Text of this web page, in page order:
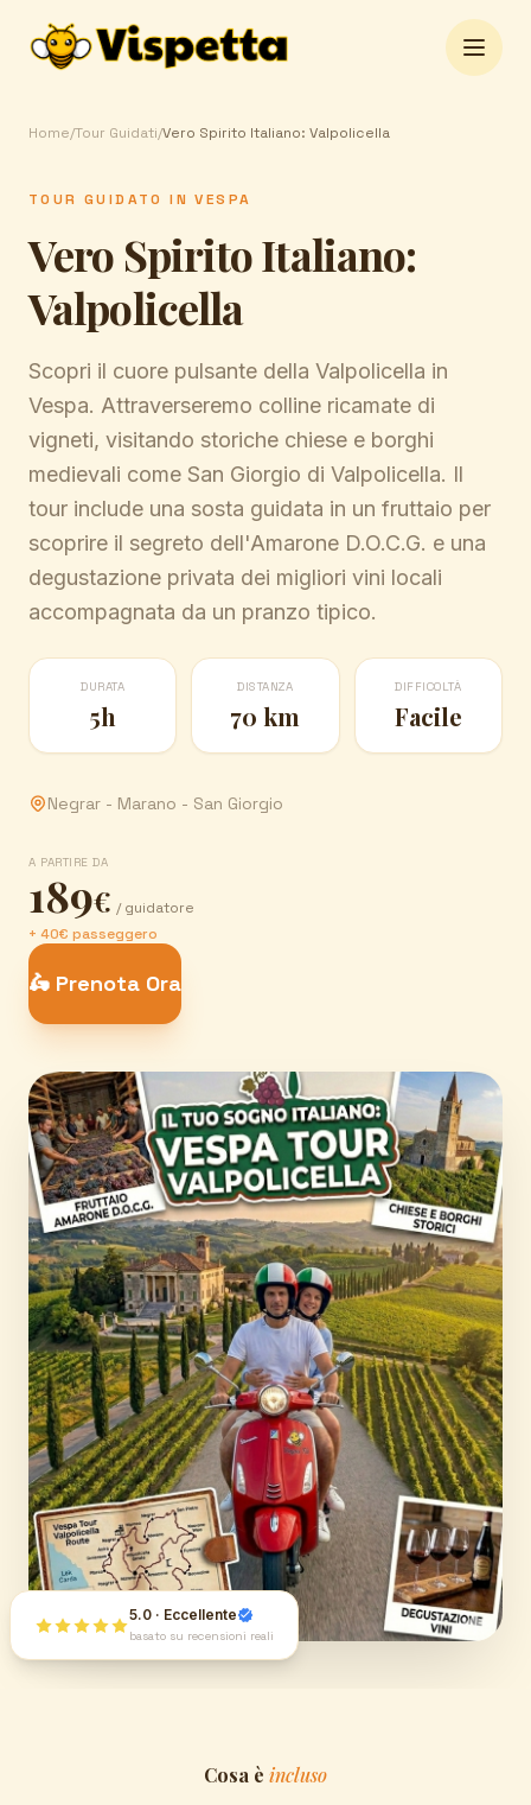
Open
Home/Tour Guidati/Vero Spirito Italiano: Valpolicella
TOUR GUIDATO IN VESPA
Vero Spirito Italiano:
Valpolicella
Scopri il cuore pulsante della Valpolicella in
Vespa. Attraverseremo colline ricamate di
vigneti, visitando storiche chiese e borghi
medievali come San Giorgio di Valpolicella. Il
tour include una sosta guidata in un fruttaio per
scoprire il segreto dell'Amarone D.O.C.G. e una
degustazione privata dei migliori vini locali
accompagnata da un pranzo tipico.
DURATA
5h
DISTANZA
70 km
DIFFICOLTÀ
Facile
Negrar - Marano - San Giorgio
A PARTIRE DA
189€ / guidatore
+ 40€ passeggero
🛵 Prenota Ora
5.0 · Eccellente
basato su recensioni reali
Cosa è incluso